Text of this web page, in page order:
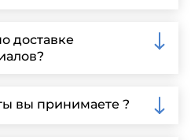
почту или
сайте для более
организации встречи.
доставке
нас собственный
быстрой и надежной
вы принимаете ?